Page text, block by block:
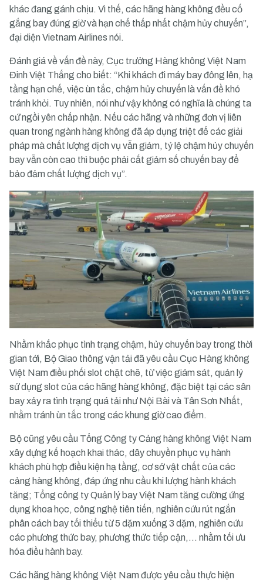
khác đang gánh chịu. Vì thế, các hãng hàng không đều cố
gắng bay đúng giờ và hạn chế thấp nhất chậm hủy chuyến”,
đại diện Vietnam Airlines nói.
Đánh giá về vấn đề này, Cục trưởng Hàng không Việt Nam
Đinh Việt Thắng cho biết: “Khi khách đi máy bay đông lên, hạ
tầng hạn chế, việc ùn tắc, chậm hủy chuyến là vấn đề khó
tránh khỏi. Tuy nhiên, nói như vậy không có nghĩa là chúng ta
cứ ngồi yên chấp nhận. Nếu các hãng và những đơn vị liên
quan trong ngành hàng không đã áp dụng triệt để các giải
pháp mà chất lượng dịch vụ vẫn giảm, tỷ lệ chậm hủy chuyến
bay vẫn còn cao thì buộc phải cắt giảm số chuyến bay để
bảo đảm chất lượng dịch vụ”.
Nhằm khắc phục tình trạng chậm, hủy chuyến bay trong thời
gian tới, Bộ Giao thông vận tải đã yêu cầu Cục Hàng không
Việt Nam điều phối slot chặt chẽ, từ việc giám sát, quản lý
sử dụng slot của các hãng hàng không, đặc biệt tại các sân
bay xảy ra tình trạng quá tải như Nội Bài và Tân Sơn Nhất,
nhằm tránh ùn tắc trong các khung giờ cao điểm.
Bộ cũng yêu cầu Tổng Công ty Cảng hàng không Việt Nam
xây dựng kế hoạch khai thác, dây chuyền phục vụ hành
khách phù hợp điều kiện hạ tầng, cơ sở vật chất của các
cảng hàng không, đáp ứng nhu cầu khi lượng hành khách
tăng; Tổng công ty Quản lý bay Việt Nam tăng cường ứng
dụng khoa học, công nghệ tiên tiến, nghiên cứu rút ngắn
phân cách bay tối thiểu từ 5 dặm xuống 3 dặm, nghiên cứu
các phương thức bay, phương thức tiếp cận,… nhằm tối ưu
hóa điều hành bay.
Các hãng hàng không Việt Nam được yêu cầu thực hiện